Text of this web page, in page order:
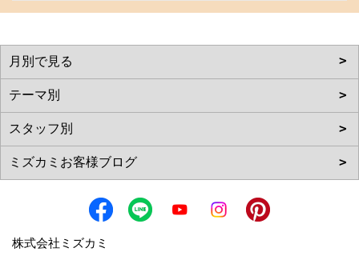
株式会社ミズカミ